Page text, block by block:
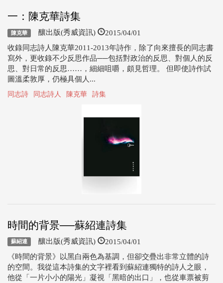
一：陳克華詩集
陳克華 釀出版(秀威資訊) 2015/04/01
收錄同志詩人陳克華2011-2013年詩作，除了向來擅長的同志書
寫外，更收錄不少反思作品──包括對政治的反思、對個人的反
思、對日常的反思……，細細咀嚼，頗見哲理。 但即使詩作試
圖溫柔敦厚，仍極具個人...
同志詩 同志詩人 陳克華 詩集
時間的背景──蘇紹連詩集
蘇紹連 釀出版(秀威資訊) 2015/04/01
《時間的背景》以黑白兩色為基調，但卻交疊出非常立體的詩
的空間。我從這本詩集的文字裡看到蘇紹連獨特的詩人之眼，
他從「一片小小的陽光」凝視「黑暗的出口」，也從車票被剪